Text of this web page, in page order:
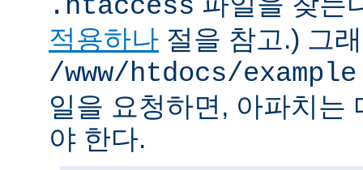
.htaccess
적용하나 절을 참고.) 그
/www/htdocs/example
일을 요청하면, 아파치는
야 한다.